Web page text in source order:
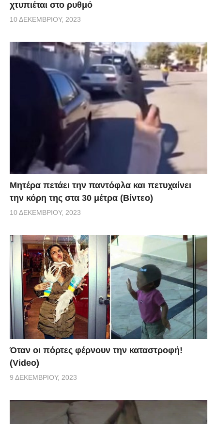
χτυπιέται στο ρυθμό
10 ΔΕΚΕΜΒΡΊΟΥ, 2023
Μητέρα πετάει την παντόφλα και πετυχαίνει
την κόρη της στα 30 μέτρα (Βίντεο)
10 ΔΕΚΕΜΒΡΊΟΥ, 2023
Όταν οι πόρτες φέρνουν την καταστροφή!
(Video)
9 ΔΕΚΕΜΒΡΊΟΥ, 2023